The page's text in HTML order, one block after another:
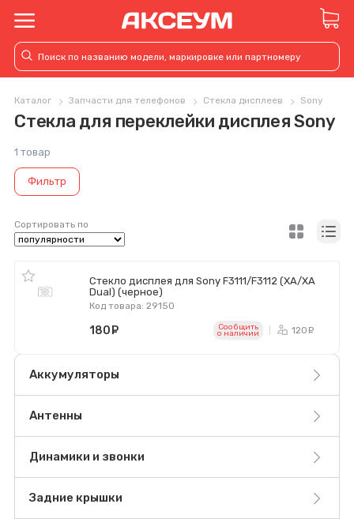
Каталог Запчасти для телефонов Стекла дисплеев Sony
Стекла для переклейки дисплея Sony
1 товар
Фильтр
Сортировать по
Стекло дисплея для Sony F3111/F3112 (XA/XA
Dual) (черное)
Код товара: 29150
180 Сообщить
o наличии 120
Аккумуляторы
Антенны
Динамики и звонки
Задние крышки